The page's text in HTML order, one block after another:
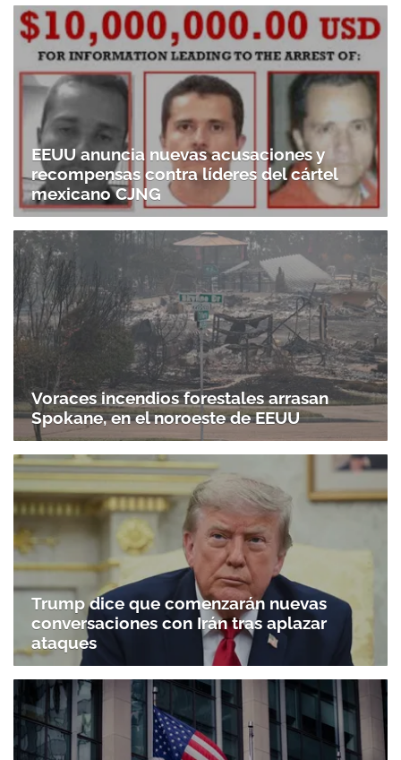
EEUU anuncia nuevas acusaciones y
recompensas contra líderes del cártel
mexicano CJNG
Voraces incendios forestales arrasan
Spokane, en el noroeste de EEUU
Trump dice que comenzarán nuevas
conversaciones con Irán tras aplazar
ataques